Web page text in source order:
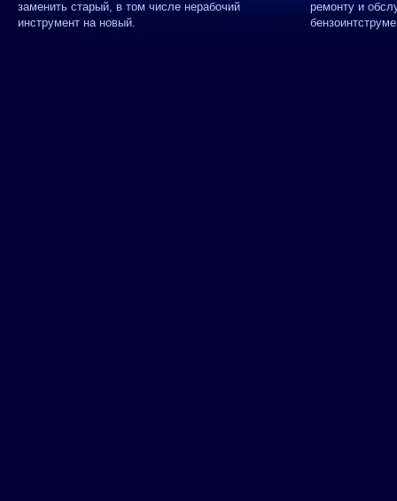
заменить старый, в том числе нерабочий
инструмент на новый.
ремонту и